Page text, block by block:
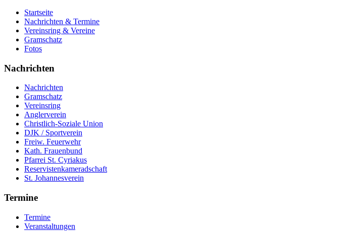
Startseite
Nachrichten & Termine
Vereinsring & Vereine
Gramschatz
Fotos
Nachrichten
Nachrichten
Gramschatz
Vereinsring
Anglerverein
Christlich-Soziale Union
DJK / Sportverein
Freiw. Feuerwehr
Kath. Frauenbund
Pfarrei St. Cyriakus
Reservistenkameradschaft
St. Johannesverein
Termine
Termine
Veranstaltungen